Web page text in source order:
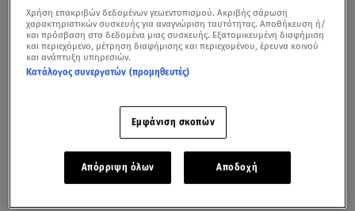
Χρήση επακριβών δεδομένων γεωεντοπισμού. Ακριβής σάρωση
χαρακτηριστικών συσκευής για αναγνώριση ταυτότητας. Αποθήκευση ή/
και πρόσβαση στα δεδομένα μιας συσκευής. Εξατομικευμένη διαφήμιση
και περιεχόμενο, μέτρηση διαφήμισης και περιεχομένου, έρευνα κοινού
και ανάπτυξη υπηρεσιών.
Κατάλογος συνεργατών (προμηθευτές)
Εμφάνιση σκοπών
Απόρριψη όλων Αποδοχή